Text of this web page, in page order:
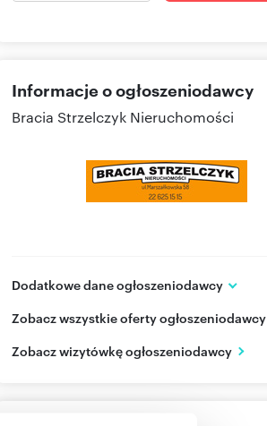
Informacje o ogłoszeniodawcy
Bracia Strzelczyk Nieruchomości
Dodatkowe dane ogłoszeniodawcy
Warszawa
PL
Zobacz wszystkie oferty ogłoszeniodawcy
Zobacz wizytówkę ogłoszeniodawcy